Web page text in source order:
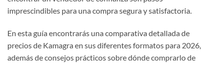
imprescindibles para una compra segura y satisfactoria.
En esta guía encontrarás una comparativa detallada de
precios de Kamagra en sus diferentes formatos para 2026,
además de consejos prácticos sobre dónde comprarlo de